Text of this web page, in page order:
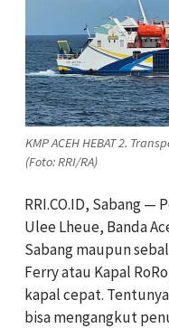
KMP ACEH HEBAT 2.
(Foto: RRI/RA)
RRI.CO.ID, Sabang —
Ulee Lheue, Banda
Sabang maupun
Ferry atau Kapal
kapal cepat.
bisa mengangkut